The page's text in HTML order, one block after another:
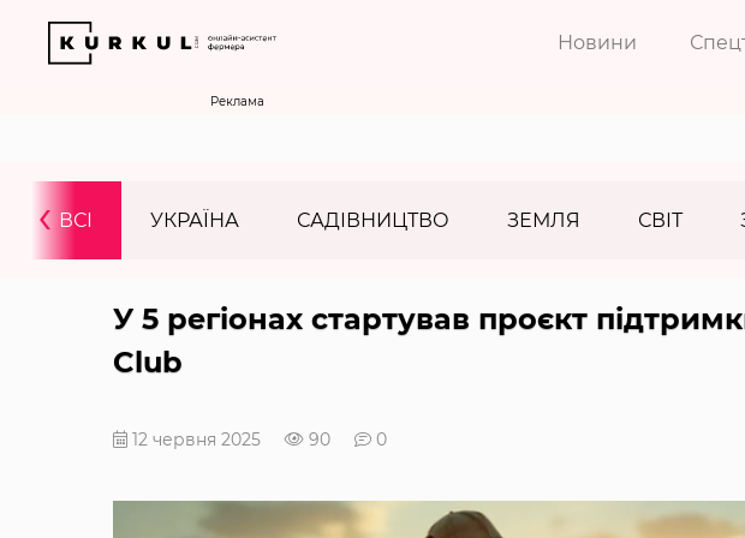
Новини
Реклама
ВСІ УКРАЇНА САДІВНИЦТВО ЗЕМЛЯ СВІТ
‹
У 5 регіонах стартував проєкт
Club
12 червня 2025 90 0